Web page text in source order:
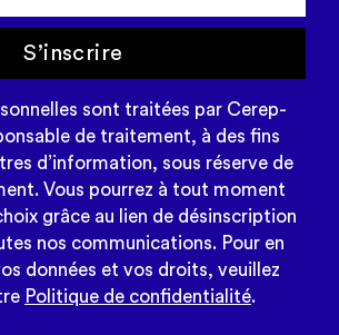
S’inscrire
sont traitées par Cerep-
de traitement, à des fins
d’information, sous réserve de
Vous pourrez à tout moment
grâce au lien de désinscription
nos communications. Pour en
données et vos droits, veuillez
Politique de confidentialité.